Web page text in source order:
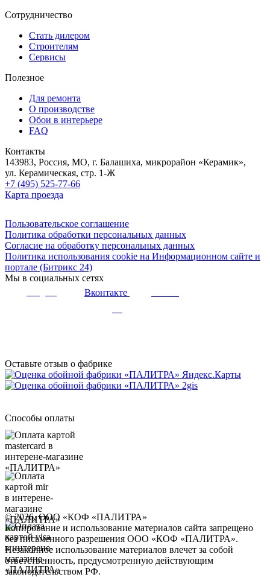
Сотрудничество
Стать дилером
Строителям
Сервисы
Полезное
Для ремонта
О производстве
Обои в интерьере
FAQ
Контакты
143983, Россия, МО, г. Балашиха, микрорайон «Керамик»,
ул. Керамическая, стр. 1-Ж
+7 (495) 525-77-66
Карта проезда
Пользовательское соглашение
Политика обработки персональных данных
Согласие на обработку персональных данных
Политика использования cookie на Информационном сайте и
портале (Битрикс 24)
Мы в социальных сетях
Вконтакте
Оставьте отзыв о фабрике
Способы оплаты
© 2026, ООО «КОФ «ПАЛИТРА»
Копирование и использование материалов сайта запрещено
без письменного разрешения ООО «КОФ «ПАЛИТРА».
Незаконное использование материалов влечет за собой
ответственность, предусмотренную действующим
законодательством РФ.